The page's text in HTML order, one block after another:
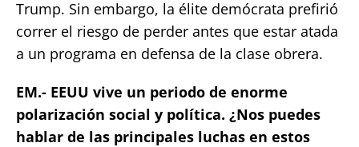
Trump. Sin embargo, la élite demócrata prefirió
correr el riesgo de perder antes que estar atada
a un programa en defensa de la clase obrera.
EM.- EEUU vive un periodo de enorme
polarización social y política. ¿Nos puedes
hablar de las principales luchas en estos